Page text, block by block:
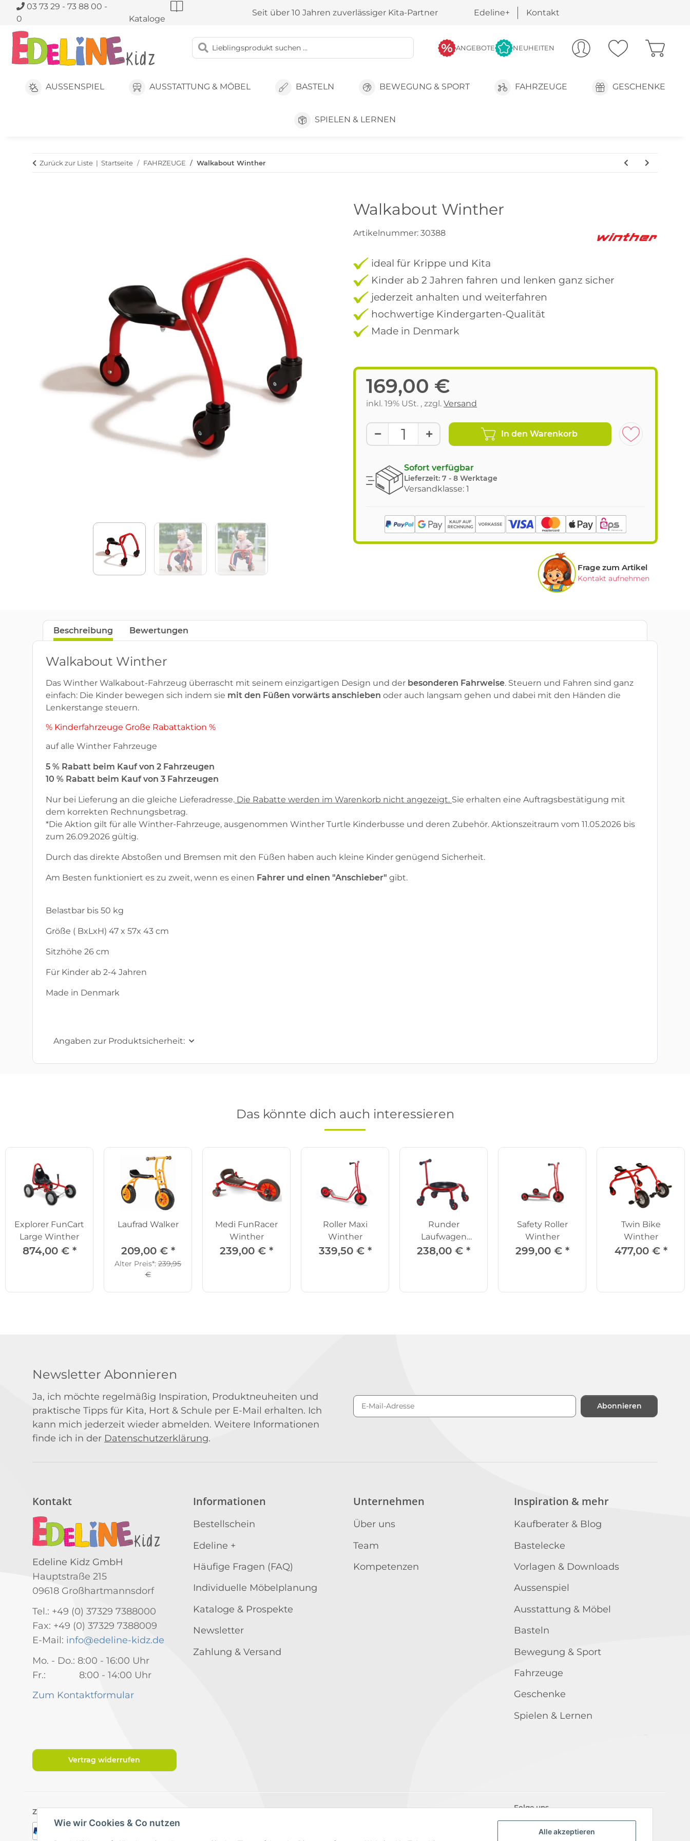
Alle akzeptieren
Wie wir Cookies & Co nutzen
03 73 29 - 73 88 00 -
0
Kataloge
Seit über 10 Jahren zuverlässiger Kita-Partner Edeline+ Kontakt
ANGEBOTE NEUHEITEN
AUSSENSPIEL AUSSTATTUNG & MÖBEL BASTELN BEWEGUNG & SPORT FAHRZEUGE GESCHENKE
SPIELEN & LERNEN
Zurück zur Liste Startseite FAHRZEUGE Walkabout Winther
Walkabout Winther
Artikelnummer: 30388
ideal für Krippe und Kita
Kinder ab 2 Jahren fahren und lenken ganz sicher
jederzeit anhalten und weiterfahren
hochwertige Kindergarten-Qualität
Made in Denmark
169,00 €
inkl. 19% USt. , zzgl. Versand
In den Warenkorb
Sofort verfügbar
Lieferzeit: 7 - 8 Werktage
Versandklasse: 1
Frage zum Artikel
Kontakt aufnehmen
Beschreibung Bewertungen
Walkabout Winther
Das Winther Walkabout-Fahrzeug überrascht mit seinem einzigartigen Design und der besonderen Fahrweise. Steuern und Fahren sind ganz
einfach: Die Kinder bewegen sich indem sie mit den Füßen vorwärts anschieben oder auch langsam gehen und dabei mit den Händen die
Lenkerstange steuern.
% Kinderfahrzeuge Große Rabattaktion %
auf alle Winther Fahrzeuge
5 % Rabatt beim Kauf von 2 Fahrzeugen
10 % Rabatt beim Kauf von 3 Fahrzeugen
Nur bei Lieferung an die gleiche Lieferadresse. Die Rabatte werden im Warenkorb nicht angezeigt. Sie erhalten eine Auftragsbestätigung mit
dem korrekten Rechnungsbetrag.
*Die Aktion gilt für alle Winther-Fahrzeuge, ausgenommen Winther Turtle Kinderbusse und deren Zubehör. Aktionszeitraum vom 11.05.2026 bis
zum 26.09.2026 gültig.
Durch das direkte Abstoßen und Bremsen mit den Füßen haben auch kleine Kinder genügend Sicherheit.
Am Besten funktioniert es zu zweit, wenn es einen Fahrer und einen "Anschieber" gibt.
Belastbar bis 50 kg
Größe ( BxLxH) 47 x 57x 43 cm
Sitzhöhe 26 cm
Für Kinder ab 2-4 Jahren
Made in Denmark
Angaben zur Produktsicherheit:
Das könnte dich auch interessieren
Explorer FunCart
Large Winther
874,00 € *
Laufrad Walker
209,00 € *
Alter Preis*: 239,95
€
Medi FunRacer
Winther
239,00 € *
Roller Maxi
Winther
339,50 € *
Runder
Laufwagen
Winther
238,00 € *
Safety Roller
Winther
299,00 € *
Twin Bike
Winther
477,00 € *
Newsletter Abonnieren
Ja, ich möchte regelmäßig Inspiration, Produktneuheiten und
praktische Tipps für Kita, Hort & Schule per E-Mail erhalten. Ich
kann mich jederzeit wieder abmelden. Weitere Informationen
finde ich in der Datenschutzerklärung.
Abonnieren
Kontakt
Edeline Kidz GmbH
Hauptstraße 215
09618 Großhartmannsdorf
Tel.: +49 (0) 37329 7388000
Fax: +49 (0) 37329 7388009
E-Mail: info@edeline-kidz.de
Mo. - Do.: 8:00 - 16:00 Uhr
Fr.: 8:00 - 14:00 Uhr
Zum Kontaktformular
Informationen
Bestellschein
Edeline +
Häufige Fragen (FAQ)
Individuelle Möbelplanung
Kataloge & Prospekte
Newsletter
Zahlung & Versand
Unternehmen
Über uns
Team
Kompetenzen
Inspiration & mehr
Kaufberater & Blog
Bastelecke
Vorlagen & Downloads
Aussenspiel
Ausstattung & Möbel
Basteln
Bewegung & Sport
Fahrzeuge
Geschenke
Spielen & Lernen
Vertrag widerrufen
Zahlungsarten Folge uns